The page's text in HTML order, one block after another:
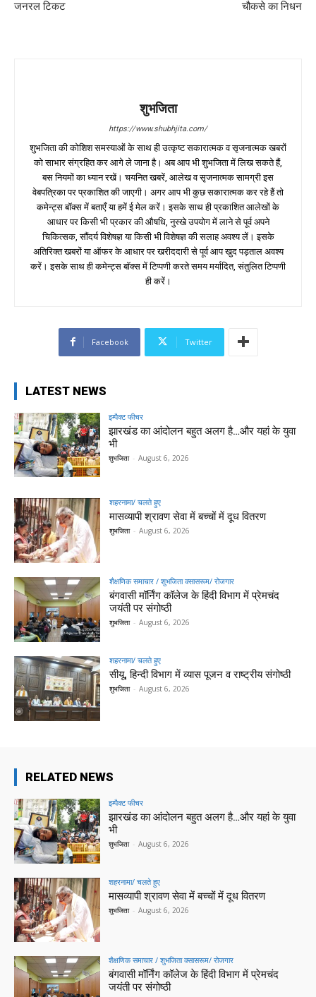
जनरल टिकट चौकसे का निधन
शुभजिता
https://www.shubhjita.com/
शुभजिता की कोशिश समस्याओं के साथ ही उत्कृष्ट सकारात्मक व सृजनात्मक खबरों
को साभार संग्रहित कर आगे ले जाना है। अब आप भी शुभजिता में लिख सकते हैं,
बस नियमों का ध्यान रखें। चयनित खबरें, आलेख व सृजनात्मक सामग्री इस
वेबपत्रिका पर प्रकाशित की जाएगी। अगर आप भी कुछ सकारात्मक कर रहे हैं तो
कमेन्ट्स बॉक्स में बताएँ या हमें ई मेल करें। इसके साथ ही प्रकाशित आलेखों के
आधार पर किसी भी प्रकार की औषधि, नुस्खे उपयोग में लाने से पूर्व अपने
चिकित्सक, सौंदर्य विशेषज्ञ या किसी भी विशेषज्ञ की सलाह अवश्य लें। इसके
अतिरिक्त खबरों या ऑफर के आधार पर खरीददारी से पूर्व आप खुद पड़ताल अवश्य
करें। इसके साथ ही कमेन्ट्स बॉक्स में टिप्पणी करते समय मर्यादित, संतुलित टिप्पणी
ही करें।
Facebook Twitter
LATEST NEWS
इम्पैक्ट फीचर
झारखंड का आंदोलन बहुत अलग है…और यहां के युवा
भी
शुभजिता - August 6, 2026
शहरनामा/ चलते हुए
मासव्यापी श्रावण सेवा में बच्चों में दूध वितरण
शुभजिता - August 6, 2026
शैक्षणिक समाचार / शुभजिता क्सासरूम/ रोजगार
बंगवासी मॉर्निंग कॉलेज के हिंदी विभाग में प्रेमचंद
जयंती पर संगोष्ठी
शुभजिता - August 6, 2026
शहरनामा/ चलते हुए
सीयू, हिन्दी विभाग में व्यास पूजन व राष्ट्रीय संगोष्ठी
शुभजिता - August 6, 2026
RELATED NEWS
इम्पैक्ट फीचर
झारखंड का आंदोलन बहुत अलग है…और यहां के युवा
भी
शुभजिता - August 6, 2026
शहरनामा/ चलते हुए
मासव्यापी श्रावण सेवा में बच्चों में दूध वितरण
शुभजिता - August 6, 2026
शैक्षणिक समाचार / शुभजिता क्सासरूम/ रोजगार
बंगवासी मॉर्निंग कॉलेज के हिंदी विभाग में प्रेमचंद
जयंती पर संगोष्ठी